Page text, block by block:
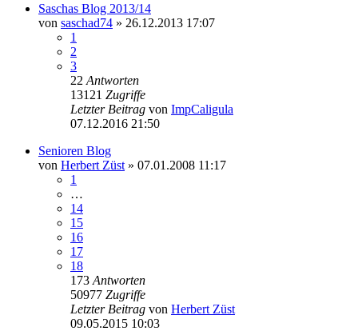
Saschas Blog 2013/14
von saschad74 » 26.12.2013 17:07
1
2
3
22 Antworten
13121 Zugriffe
Letzter Beitrag von ImpCaligula
07.12.2016 21:50
Senioren Blog
von Herbert Züst » 07.01.2008 11:17
1
…
14
15
16
17
18
173 Antworten
50977 Zugriffe
Letzter Beitrag von Herbert Züst
09.05.2015 10:03